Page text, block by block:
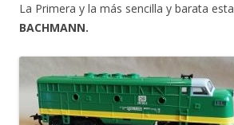
La Primera y la más sencilla y barata esta
BACHMANN.